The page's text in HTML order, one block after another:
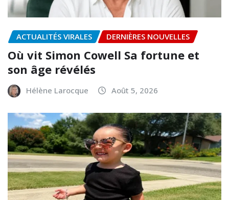
ACTUALITÉS VIRALES DERNIÈRES NOUVELLES
Où vit Simon Cowell Sa fortune et
son âge révélés
Hélène Larocque Août 5, 2026